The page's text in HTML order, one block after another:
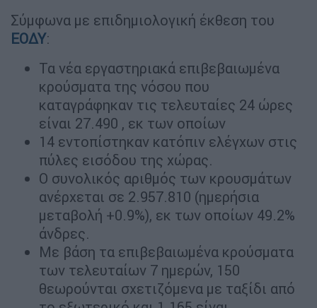
Σύμφωνα με επιδημιολογική έκθεση του
ΕΟΔΥ:
Τα νέα εργαστηριακά επιβεβαιωμένα
κρούσματα της νόσου που
καταγράφηκαν τις τελευταίες 24 ώρες
είναι 27.490 , εκ των οποίων
14 εντοπίστηκαν κατόπιν ελέγχων στις
πύλες εισόδου της χώρας.
Ο συνολικός αριθμός των κρουσμάτων
ανέρχεται σε 2.957.810 (ημερήσια
μεταβολή +0.9%), εκ των οποίων 49.2%
άνδρες.
Με βάση τα επιβεβαιωμένα κρούσματα
των τελευταίων 7 ημερών, 150
θεωρούνται σχετιζόμενα με ταξίδι από